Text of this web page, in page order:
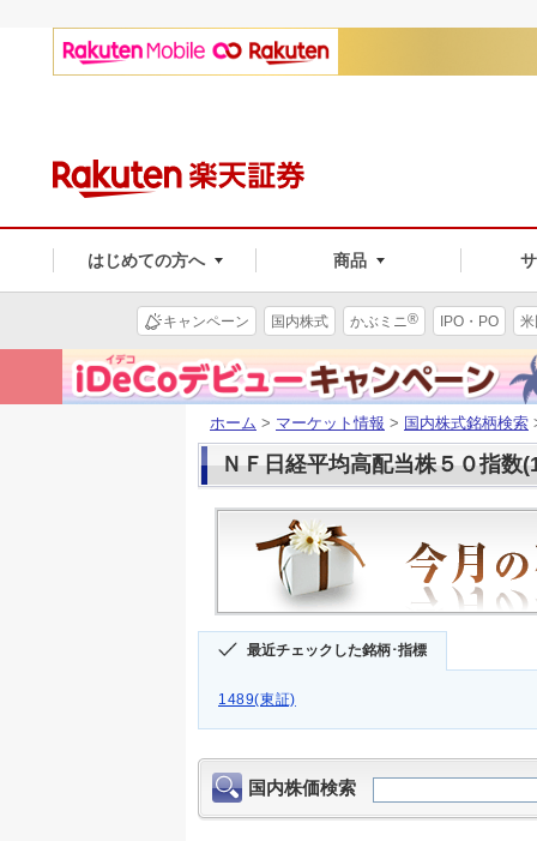
はじめての方へ 商品
キャンペーン 国内株式 かぶミニ® IPO・PO
ホーム > マーケット情報 > 国内株式銘柄検索
ＮＦ日経平均高配当株５０指数
最近チェックした銘柄･指標
1489(東証)